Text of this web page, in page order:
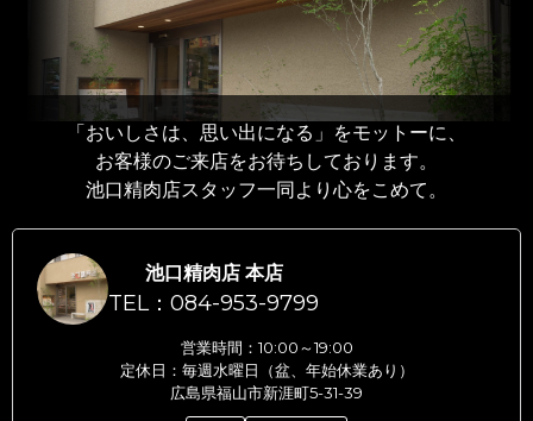
「おいしさは、思い出になる」をモットーに、
お客様のご来店をお待ちしております。
池口精肉店スタッフ一同より心をこめて。
池口精肉店 本店
TEL：084-953-9799
営業時間：10:00～19:00
定休日：毎週水曜日（盆、年始休業あり）
広島県福山市新涯町5-31-39